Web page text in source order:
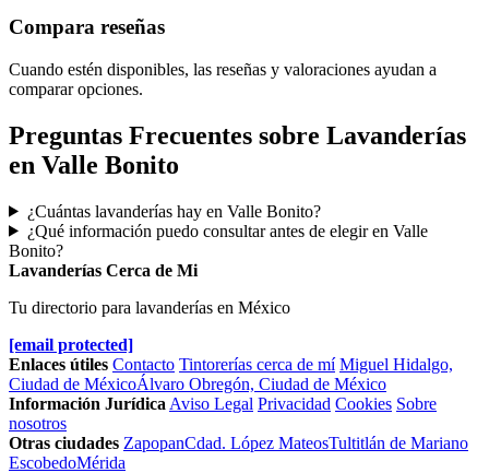
Compara reseñas
Cuando estén disponibles, las reseñas y valoraciones ayudan a
comparar opciones.
Preguntas Frecuentes sobre Lavanderías
en Valle Bonito
¿Cuántas lavanderías hay en Valle Bonito?
¿Qué información puedo consultar antes de elegir en Valle
Bonito?
Lavanderías Cerca de Mi
Tu directorio para lavanderías en México
[email protected]
Enlaces útiles Contacto Tintorerías cerca de mí Miguel Hidalgo,
Ciudad de MéxicoÁlvaro Obregón, Ciudad de México
Información Jurídica Aviso Legal Privacidad Cookies Sobre
nosotros
Otras ciudades ZapopanCdad. López MateosTultitlán de Mariano
EscobedoMérida